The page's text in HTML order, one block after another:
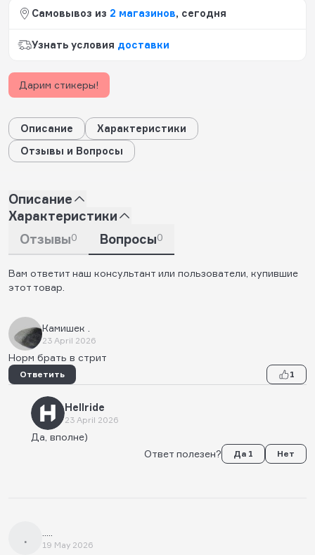
Самовывоз из 2 магазинов, сегодня
Узнать условия доставки
Дарим стикеры!
Описание
Характеристики
Отзывы и Вопросы
Описание
Характеристики
Отзывы0 Вопросы0
Вам ответит наш консультант или пользователи, купившие
этот товар.
Камишек .
23 April 2026
Норм брать в стрит
Ответить 1
Hellride
23 April 2026
Да, вполне)
Ответ полезен?
Да 1 Нет
. 19 May 2026